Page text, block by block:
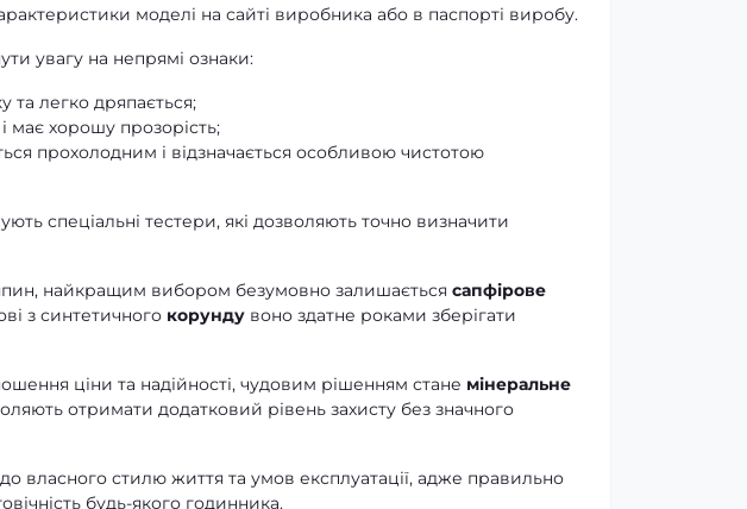
моделі на сайті виробника або в паспорті виробу.
увагу на непрямі ознаки:
та легко дряпається;
має хорошу прозорість;
прохолодним і відзначається особливою чистотою
спеціальні тестери, які дозволяють точно визначити
найкращим вибором безумовно залишається сапфірове
з синтетичного корунду воно здатне роками зберігати
ціни та надійності, чудовим рішенням стане мінеральне
отримати додатковий рівень захисту без значного
власного стилю життя та умов експлуатації, адже правильно
будь-якого годинника.